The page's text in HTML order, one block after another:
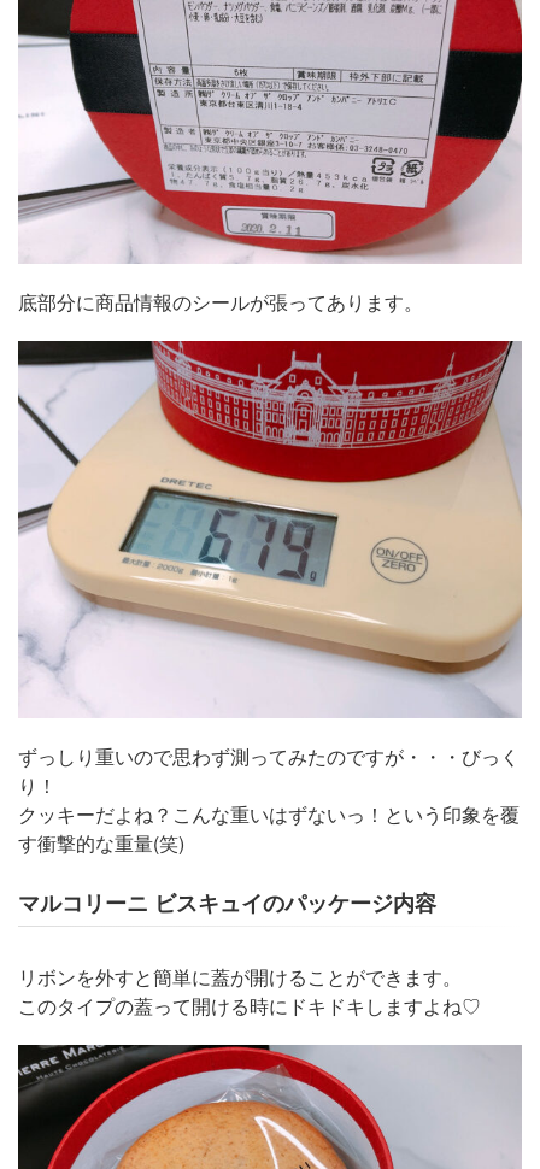
底部分に商品情報のシールが張ってあります。
ずっしり重いので思わず測ってみたのですが・・・びっく
り！
クッキーだよね？こんな重いはずないっ！という印象を覆
す衝撃的な重量(笑)
マルコリーニ ビスキュイのパッケージ内容
リボンを外すと簡単に蓋が開けることができます。
このタイプの蓋って開ける時にドキドキしますよね♡